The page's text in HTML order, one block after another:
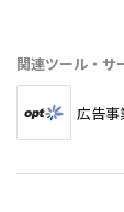
関連ツール・サ
広告